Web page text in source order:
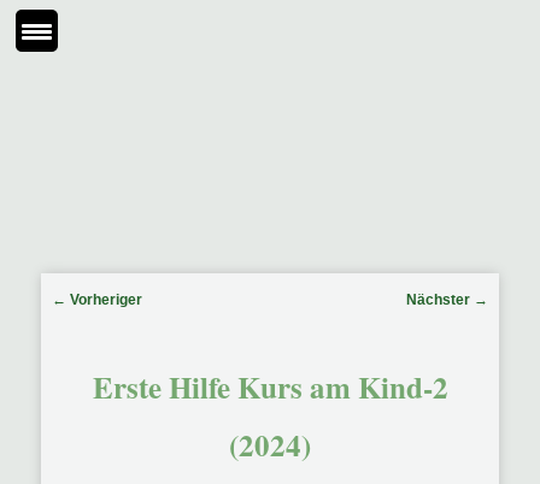
Beitragsnavigation
← Vorheriger Nächster →
Erste Hilfe Kurs am Kind-2
(2024)